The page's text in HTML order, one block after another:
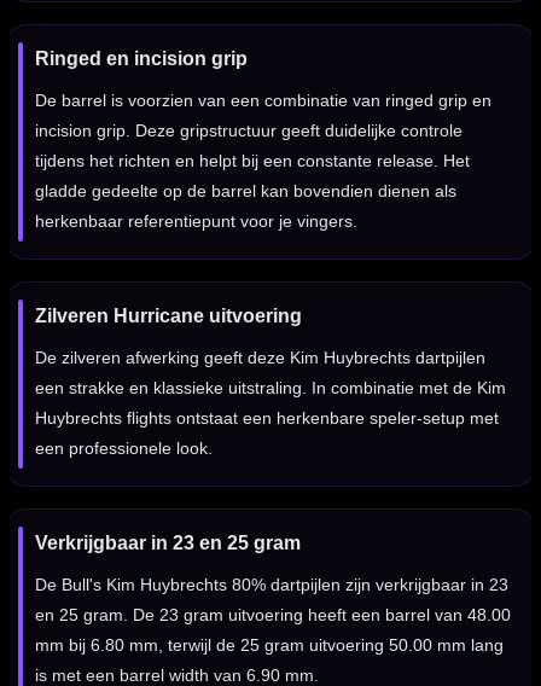
Ringed en incision grip
De barrel is voorzien van een combinatie van ringed grip en
incision grip. Deze gripstructuur geeft duidelijke controle
tijdens het richten en helpt bij een constante release. Het
gladde gedeelte op de barrel kan bovendien dienen als
herkenbaar referentiepunt voor je vingers.
Zilveren Hurricane uitvoering
De zilveren afwerking geeft deze Kim Huybrechts dartpijlen
een strakke en klassieke uitstraling. In combinatie met de Kim
Huybrechts flights ontstaat een herkenbare speler-setup met
een professionele look.
Verkrijgbaar in 23 en 25 gram
De Bull's Kim Huybrechts 80% dartpijlen zijn verkrijgbaar in 23
en 25 gram. De 23 gram uitvoering heeft een barrel van 48.00
mm bij 6.80 mm, terwijl de 25 gram uitvoering 50.00 mm lang
is met een barrel width van 6.90 mm.